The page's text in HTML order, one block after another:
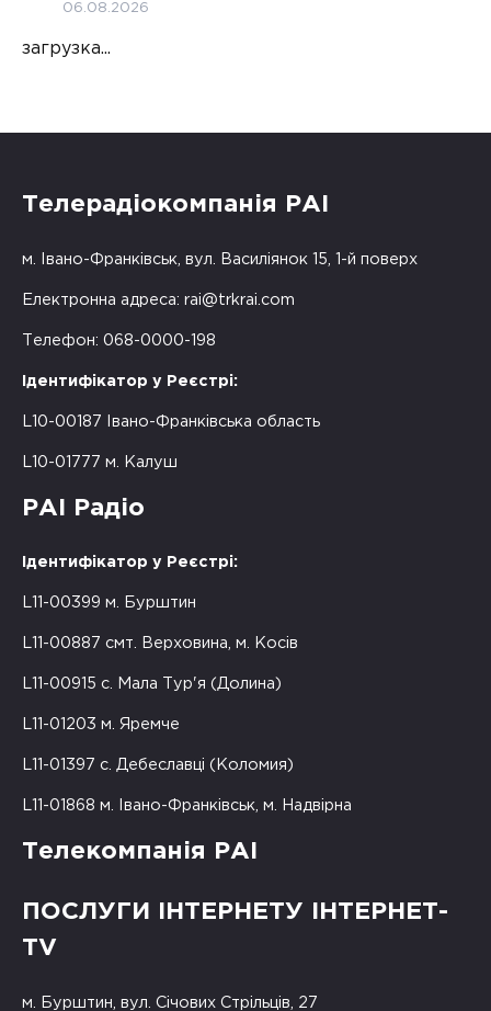
06.08.2026
загрузка...
Телерадіокомпанія РАІ
м. Івано-Франківськ, вул. Василіянок 15, 1-й поверх
Електронна адреса: rai@trkrai.com
Телефон: 068-0000-198
Ідентифікатор у Реєстрі:
L10-00187 Івано-Франківська область
L10-01777 м. Калуш
РАІ Радіо
Ідентифікатор у Реєстрі:
L11-00399 м. Бурштин
L11-00887 смт. Верховина, м. Косів
L11-00915 с. Мала Тур'я (Долина)
L11-01203 м. Яремче
L11-01397 с. Дебеславці (Коломия)
L11-01868 м. Івано-Франківськ, м. Надвірна
Телекомпанія РАІ
ПОСЛУГИ ІНТЕРНЕТУ ІНТЕРНЕТ-
TV
м. Бурштин, вул. Січових Стрільців, 27